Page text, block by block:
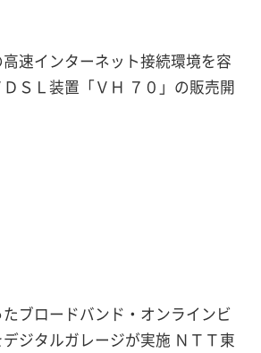
速インターネット接続環境を容
ＳＬ装置「ＶＨ ７０」の販売開
ブロードバンド・オンラインビ
ジタルガレージが実施 ＮＴＴ東